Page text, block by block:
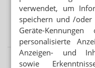
verwendet, um
speichern und /oder
Geräte-
personalisierte
Anzeigen- und
sowie
GEBLEICHT ODER
Salicylsäure-